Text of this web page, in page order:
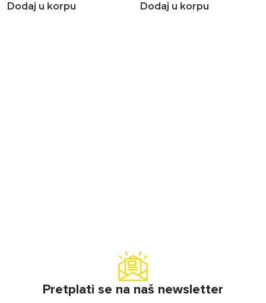
Dodaj u korpu Dodaj u korpu
Pretplati se na naš newsletter